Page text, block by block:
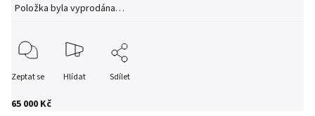
65 000 Kč
Položka byla vyprodána…
Zeptat se Hlídat Sdílet